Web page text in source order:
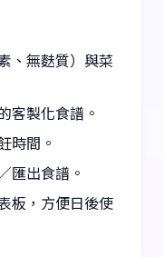
、無麩質）與菜
客製化食譜。
時間。
匯出食譜。
板，方便日後使